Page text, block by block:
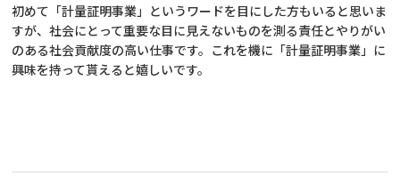
初めて「計量証明事業」というワードを目にした方もいると思いま
すが、社会にとって重要な目に見えないものを測る責任とやりがい
のある社会貢献度の高い仕事です。これを機に「計量証明事業」に
興味を持って貰えると嬉しいです。